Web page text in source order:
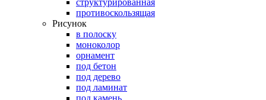
структурированная
противоскользящая
Рисунок
в полоску
моноколор
орнамент
под бетон
под дерево
под ламинат
под камень